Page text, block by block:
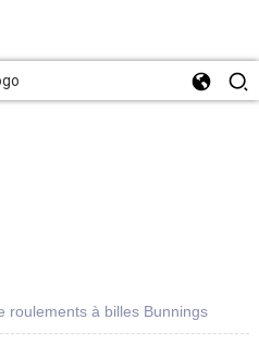
roulements à billes Bunnings